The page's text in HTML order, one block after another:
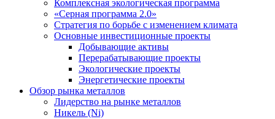
Комплексная экологическая программа
«Серная программа 2.0»
Стратегия по борьбе с изменением климата
Основные инвестиционные проекты
Добывающие активы
Перерабатывающие проекты
Экологические проекты
Энергетические проекты
Обзор рынка металлов
Лидерство на рынке металлов
Никель (Ni)